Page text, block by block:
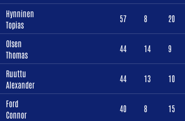
Hynninen
Topias
57 8 20
Olsen
Thomas
44 14 9
Ruuttu
Alexander
44 13 10
Ford
Connor
40 8 15